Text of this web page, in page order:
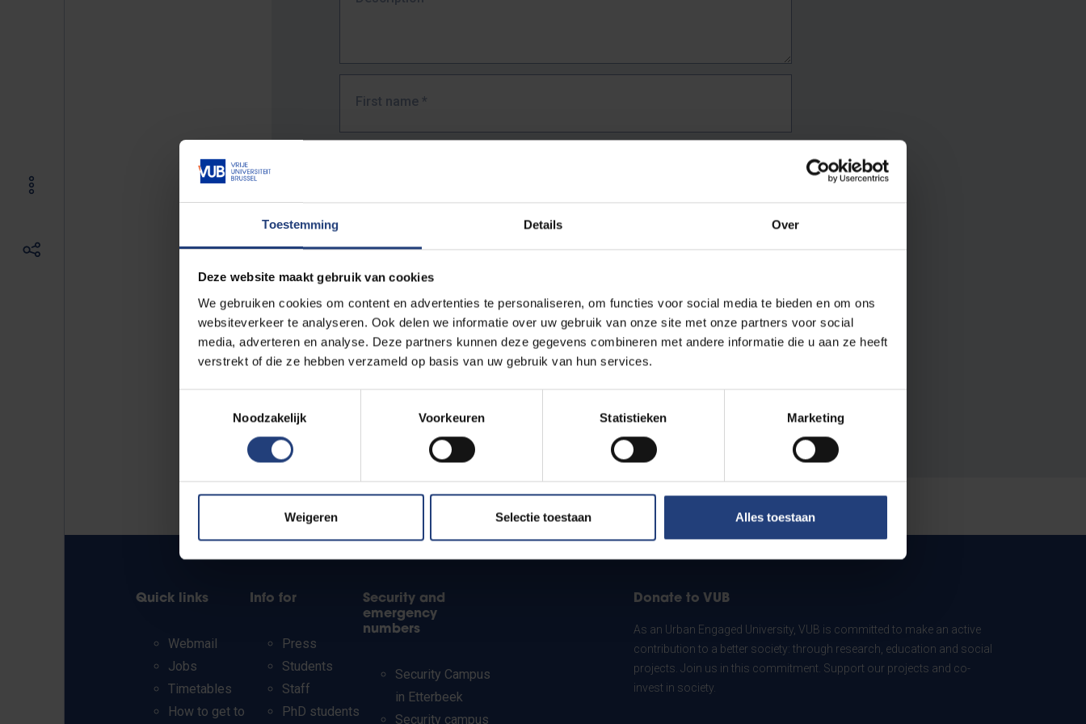
Toestemming Details Over
Deze website maakt gebruik van cookies
We gebruiken cookies om content en advertenties te personaliseren, om functies voor social media te bieden en om ons
websiteverkeer te analyseren. Ook delen we informatie over uw gebruik van onze site met onze partners voor social
media, adverteren en analyse. Deze partners kunnen deze gegevens combineren met andere informatie die u aan ze heeft
verstrekt of die ze hebben verzameld op basis van uw gebruik van hun services.
Noodzakelijk
Voorkeuren Statistieken Marketing
Weigeren Selectie toestaan Alles toestaan
First name *
The full URL of the page where you encountered the error.
E.g. https://www.vub.be/nl/studeren-aan-de-vub/alle-opleidingen
Quick links
Webmail
Jobs
Timetables
How to get to
Info for
Press
Students
Staff
PhD students
Security and
emergency
numbers
Security Campus
in Etterbeek
Security campus
Donate to VUB
As an Urban Engaged University, VUB is committed to make an active
contribution to a better society: through research, education and social
projects. Join us in this commitment. Support our projects and co-
invest in society.